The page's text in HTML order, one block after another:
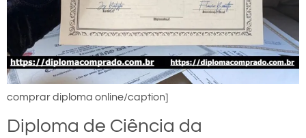
comprar diploma online/caption]
Diploma de Ciência da